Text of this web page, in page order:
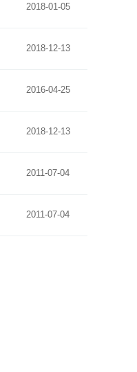
2018-01-05
2018-12-13
2016-04-25
2018-12-13
2011-07-04
2011-07-04